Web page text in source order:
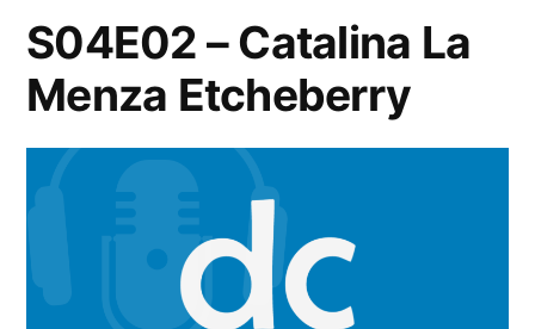
S04E02 – Catalina La
Menza Etcheberry